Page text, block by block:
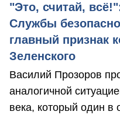
"Это, считай,
Службы
главный признак
Зеленского
Василий Прозоров
аналогичной
века, который один в